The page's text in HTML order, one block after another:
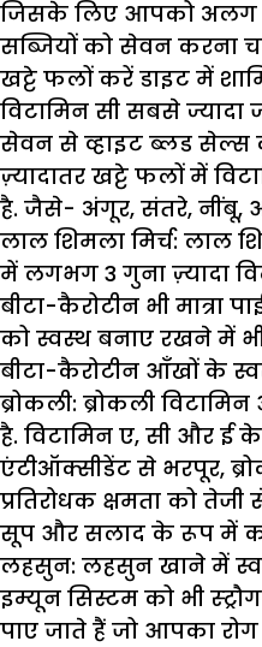
जिसके लिए आपको
सब्जियों को सेवन करना
खट्टे फलों करें डाइट में
विटामिन सी सबसे ज्यादा
सेवन से व्हाइट ब्लड सेल्स
ज़्यादातर खट्टे फलों में
है. जैसे- अंगूर, संतरे, नींबू,
लाल शिमला मिर्च: लाल
में लगभग 3 गुना ज़्यादा
बीटा-कैरोटीन भी मात्रा
को स्वस्थ बनाए रखने में
बीटा-कैरोटीन आँखों के
ब्रोकली: ब्रोकली
है. विटामिन ए, सी और
एंटीऑक्सीडेंट से भरपूर,
प्रतिरोधक क्षमता को
सूप और सलाद के रूप में
लहसुन: लहसुन खाने में
इम्यून सिस्टम को भी
पाए जाते हैं जो आपका रोग